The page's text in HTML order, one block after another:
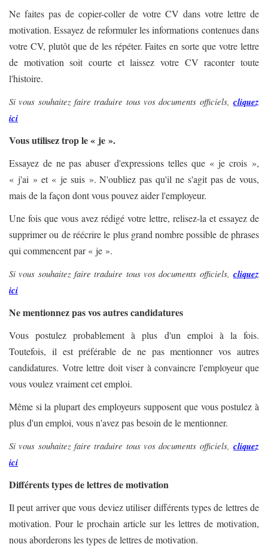
Ne faites pas de copier-coller de votre CV dans votre lettre de
motivation. Essayez de reformuler les informations contenues dans
votre CV, plutôt que de les répéter. Faites en sorte que votre lettre
de motivation soit courte et laissez votre CV raconter toute
l'histoire.
Si vous souhaitez faire traduire tous vos documents officiels, cliquez
ici
Vous utilisez trop le « je ».
Essayez de ne pas abuser d'expressions telles que « je crois »,
« j'ai » et « je suis ». N'oubliez pas qu'il ne s'agit pas de vous,
mais de la façon dont vous pouvez aider l'employeur.
Une fois que vous avez rédigé votre lettre, relisez-la et essayez de
supprimer ou de réécrire le plus grand nombre possible de phrases
qui commencent par « je ».
Si vous souhaitez faire traduire tous vos documents officiels, cliquez
ici
Ne mentionnez pas vos autres candidatures
Vous postulez probablement à plus d'un emploi à la fois.
Toutefois, il est préférable de ne pas mentionner vos autres
candidatures. Votre lettre doit viser à convaincre l'employeur que
vous voulez vraiment cet emploi.
Même si la plupart des employeurs supposent que vous postulez à
plus d'un emploi, vous n'avez pas besoin de le mentionner.
Si vous souhaitez faire traduire tous vos documents officiels, cliquez
ici
Différents types de lettres de motivation
Il peut arriver que vous deviez utiliser différents types de lettres de
motivation. Pour le prochain article sur les lettres de motivation,
nous aborderons les types de lettres de motivation.